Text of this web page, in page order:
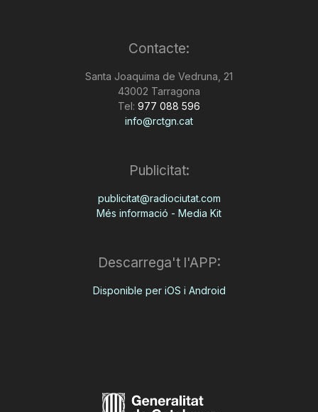
Contacte:
Santa Joaquima de Vedruna, 21
43002 Tarragona
Tel: 977 088 596
info@rctgn.cat
Publicitat:
publicitat@radiociutat.com
Més informació - Media Kit
Descarrega't l'APP:
Disponible per iOS i Android